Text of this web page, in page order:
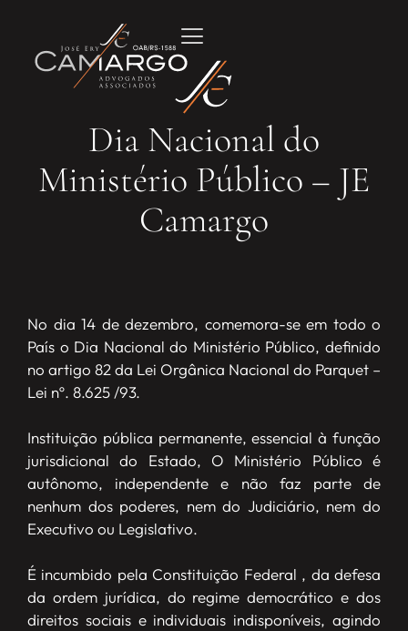
Dia Nacional do
Ministério Público – JE
Camargo
No dia 14 de dezembro, comemora-se em todo o
País o Dia Nacional do Ministério Público, definido
no artigo 82 da Lei Orgânica Nacional do Parquet –
Lei nº. 8.625 /93.
Instituição pública permanente, essencial à função
jurisdicional do Estado, O Ministério Público é
autônomo, independente e não faz parte de
nenhum dos poderes, nem do Judiciário, nem do
Executivo ou Legislativo.
É incumbido pela Constituição Federal , da defesa
da ordem jurídica, do regime democrático e dos
direitos sociais e individuais indisponíveis, agindo